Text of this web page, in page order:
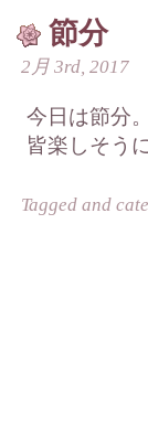
節分
2月 3rd, 2017
今日は節分
皆楽しそう
Tagged and